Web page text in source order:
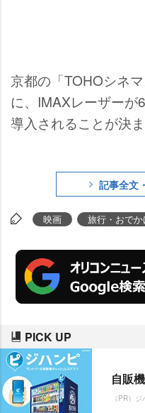
京都の「TOHOシネマ
に、IMAXレーザーが
導入されることが決ま
記事全文
映画 旅行・おでか
PICK UP
自販
（PR）